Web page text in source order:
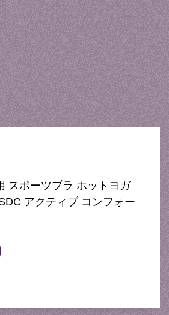
スポーツブラ ホットヨガ
アクティブ コンフォー